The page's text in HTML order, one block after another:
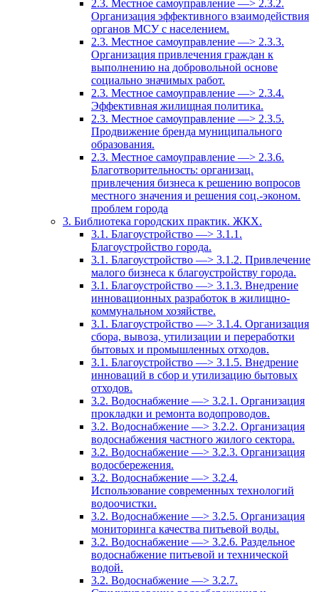
2.3. Местное самоуправление —> 2.3.2.
Организация эффективного взаимодействия
органов МСУ с населением.
2.3. Местное самоуправление —> 2.3.3.
Организация привлечения граждан к
выполнению на добровольной основе
социально значимых работ.
2.3. Местное самоуправление —> 2.3.4.
Эффективная жилищная политика.
2.3. Местное самоуправление —> 2.3.5.
Продвижение бренда муниципального
образования.
2.3. Местное самоуправление —> 2.3.6.
Благотворительность: организац.
привлечения бизнеса к решению вопросов
местного значения и решения соц.-эконом.
проблем города
3. Библиотека городских практик. ЖКХ.
3.1. Благоустройство —> 3.1.1.
Благоустройство города.
3.1. Благоустройство —> 3.1.2. Привлечение
малого бизнеса к благоустройству города.
3.1. Благоустройство —> 3.1.3. Внедрение
инновационных разработок в жилищно-
коммунальном хозяйстве.
3.1. Благоустройство —> 3.1.4. Организация
сбора, вывоза, утилизации и переработки
бытовых и промышленных отходов.
3.1. Благоустройство —> 3.1.5. Внедрение
инноваций в сбор и утилизацию бытовых
отходов.
3.2. Водоснабжение —> 3.2.1. Организация
прокладки и ремонта водопроводов.
3.2. Водоснабжение —> 3.2.2. Организация
водоснабжения частного жилого сектора.
3.2. Водоснабжение —> 3.2.3. Организация
водосбережения.
3.2. Водоснабжение —> 3.2.4.
Использование современных технологий
водоочистки.
3.2. Водоснабжение —> 3.2.5. Организация
мониторинга качества питьевой воды.
3.2. Водоснабжение —> 3.2.6. Раздельное
водоснабжение питьевой и технической
водой.
3.2. Водоснабжение —> 3.2.7.